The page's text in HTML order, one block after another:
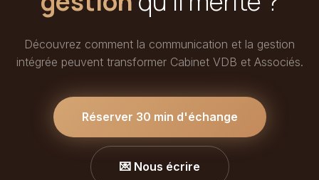
Découvrez comment la communication et la gestion
intégrée peuvent transformer Cabinet VDB et Associés.
Réserver 30 min d'échange
💌 Nous écrire